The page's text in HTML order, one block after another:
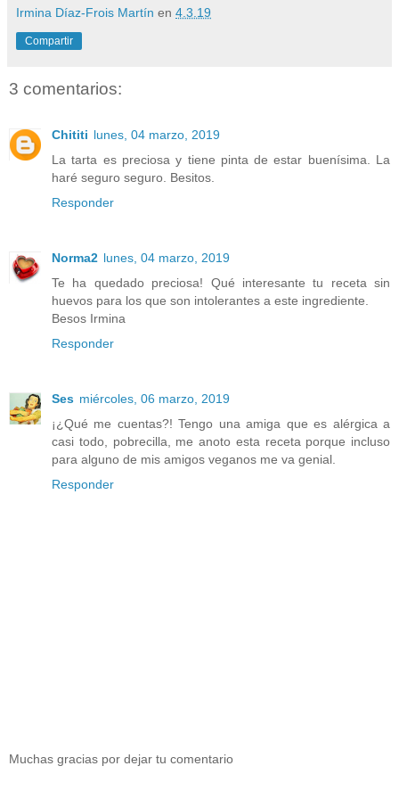
Irmina Díaz-Frois Martín en 4.3.19
Compartir
3 comentarios:
Chititi lunes, 04 marzo, 2019
La tarta es preciosa y tiene pinta de estar buenísima. La
haré seguro seguro. Besitos.
Responder
Norma2 lunes, 04 marzo, 2019
Te ha quedado preciosa! Qué interesante tu receta sin
huevos para los que son intolerantes a este ingrediente.
Besos Irmina
Responder
Ses miércoles, 06 marzo, 2019
¡¿Qué me cuentas?! Tengo una amiga que es alérgica a
casi todo, pobrecilla, me anoto esta receta porque incluso
para alguno de mis amigos veganos me va genial.
Responder
Muchas gracias por dejar tu comentario